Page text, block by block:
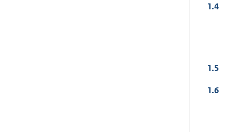
1.4
1.5
1.6